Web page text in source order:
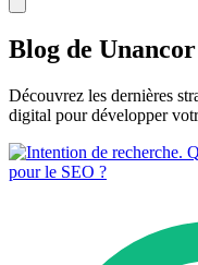
Services
Conseil SEO Étude de Liens
SEO Mentorat SEO
Comment ça marche
🇬🇧 EN🇫🇷 FR
Blog de Unancor
Découvrez les dernières
digital pour développer